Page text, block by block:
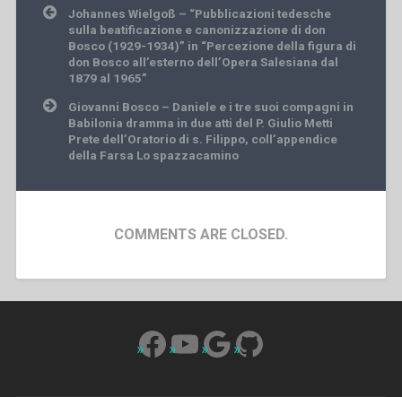
Post
navigation
Johannes Wielgoß – “Pubblicazioni tedesche
sulla beatificazione e canonizzazione di don
Bosco (1929-1934)” in “Percezione della figura di
don Bosco all’esterno dell’Opera Salesiana dal
1879 al 1965”
Giovanni Bosco – Daniele e i tre suoi compagni in
Babilonia dramma in due atti del P. Giulio Metti
Prete dell’Oratorio di s. Filippo, coll’appendice
della Farsa Lo spazzacamino
COMMENTS ARE CLOSED.
Facebook
YouTube
Google
GitHub